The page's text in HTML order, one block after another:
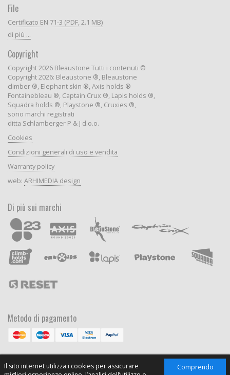
Comprendo
Il sito internet utilizza i cookies per assicurare
File
Certificato EN 71-3 (PDF, 2.1 MB)
di più ...
Copyright
Copyright 2026 Bleaustone Tutti i contenuti ©
Copyright 2026: Bleaustone ®, Bleaustone
climber ®, Elephant skin ®, Axis holds ®
Fontainebleau ®, Captain Crux ®, Lapis holds ®,
Squadra holds ®, Playstone ®, Cruxies ®,
sono marchi registrati
ditta Schlamberger P & J d.o.o.
Cookies
Condizioni generali di uso e vendita
Warranty policy
web: ARHIMEDIA design
Di più sui marchi
Metodo di pagamento